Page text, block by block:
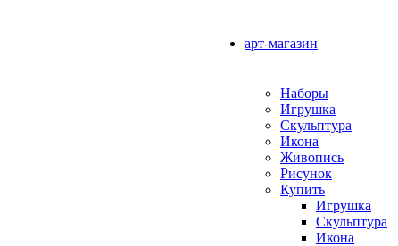
арт-магазин
Наборы
Игрушка
Скульптура
Икона
Живопись
Рисунок
Купить
Игрушка
Скульптура
Икона